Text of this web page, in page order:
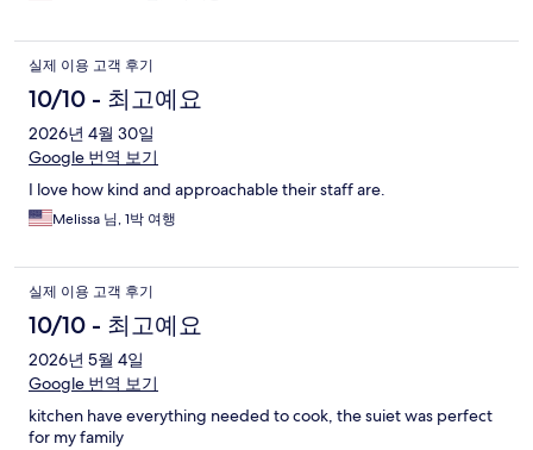
실제 이용 고객 후기
10/10 - 최고예요
2026년 4월 30일
Google 번역 보기
I love how kind and approachable their staff are.
Melissa 님, 1박 여행
실제 이용 고객 후기
10/10 - 최고예요
2026년 5월 4일
Google 번역 보기
kitchen have everything needed to cook, the suiet was perfect
for my family